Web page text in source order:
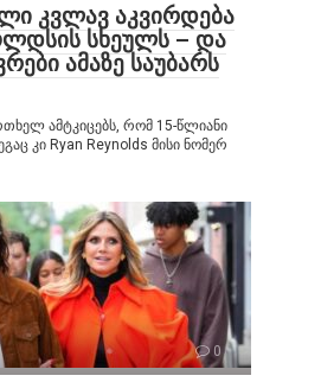
კვლავ აკვირდება
სხეულს – და
ამაზე საუბარს
ამტკიცებს, რომ 15-წლიანი
კი Ryan Reynolds მისი ნომერ
0